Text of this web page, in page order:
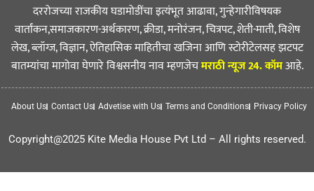
दररोजच्या राजकीय घडामोडींचा इत्यंभूत आढावा, गुन्हेगारीविषयक
वार्तांकन,समाजकारण-अर्थकारण, क्रीडा, मनोरंजन, चित्रपट, शेती-माती, विशेष
लेख, ब्लॉग्ज, विज्ञान, ऐतिहासिक माहितीचा खजिना आणि स्टोरीटेलसह झटपट
बातम्यांचा मागोवा घेणारे विश्वसनीय नाव म्हणजेचमराठी न्यूज 24. कॉमआहे.
About Us Contact Us Advetise with Us Terms and Conditions Privacy Policy
Copyright@2025 Kite Media House Pvt Ltd – All rights reserved.